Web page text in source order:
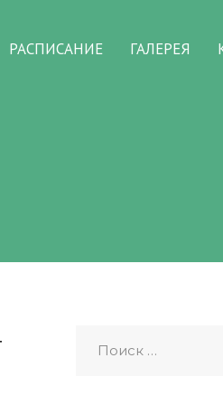
РАСПИСАНИЕ ГАЛЕРЕЯ